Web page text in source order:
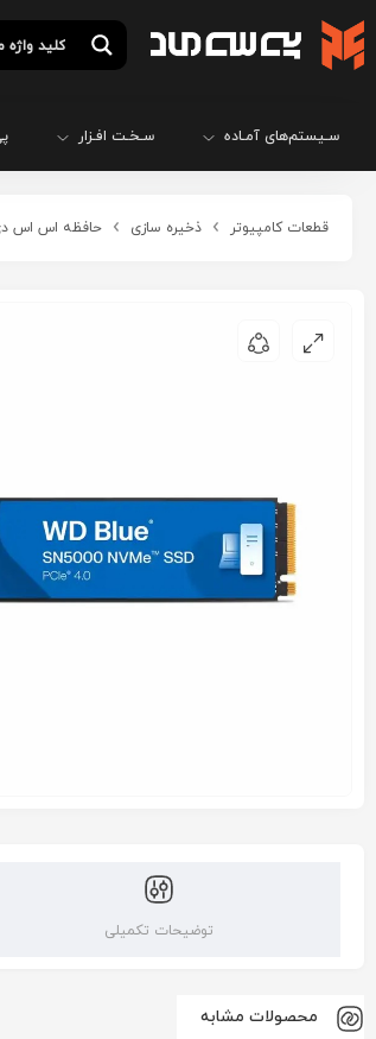
سـیستم‌های آمـاده سـخـت افـزار
قطعات کامپیوتر ذخیره سازی حافظه اس اس
توضیحات تکمیلی
محصولات مشابه